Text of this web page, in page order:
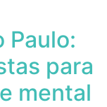
Paulo:
para
mental